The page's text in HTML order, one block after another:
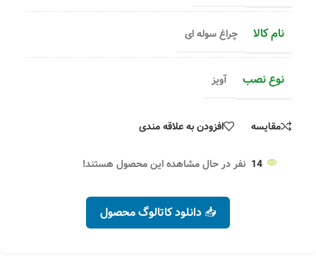
نام کالا چراغ سوله ای
نوع نصب آویز
مقایسه افزودن به علاقه مندی
14 نفر در حال مشاهده این محصول هستند!
📥 دانلود کاتالوگ محصول